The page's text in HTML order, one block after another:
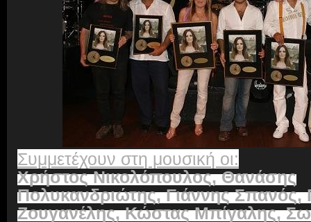
Συμμετέχουν στη μουσική οι:
Χρήστος Νικολόπουλος,Θανάσης
Πολυκανδριώτης, Γιάννης Σπανός,
Ζουγανέλης, Κώστας Μπίγαλης,